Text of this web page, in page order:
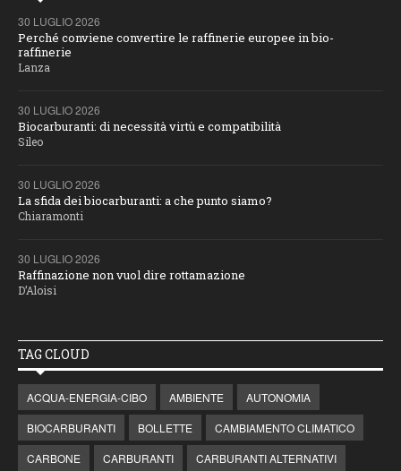
30 LUGLIO 2026
Perché conviene convertire le raffinerie europee in bio-
raffinerie
Lanza
30 LUGLIO 2026
Biocarburanti: di necessità virtù e compatibilità
Sileo
30 LUGLIO 2026
La sfida dei biocarburanti: a che punto siamo?
Chiaramonti
30 LUGLIO 2026
Raffinazione non vuol dire rottamazione
D’Aloisi
TAG CLOUD
ACQUA-ENERGIA-CIBO AMBIENTE
AUTONOMIA
BIOCARBURANTI
BOLLETTE
CAMBIAMENTO CLIMATICO
CARBONE
CARBURANTI
CARBURANTI ALTERNATIVI